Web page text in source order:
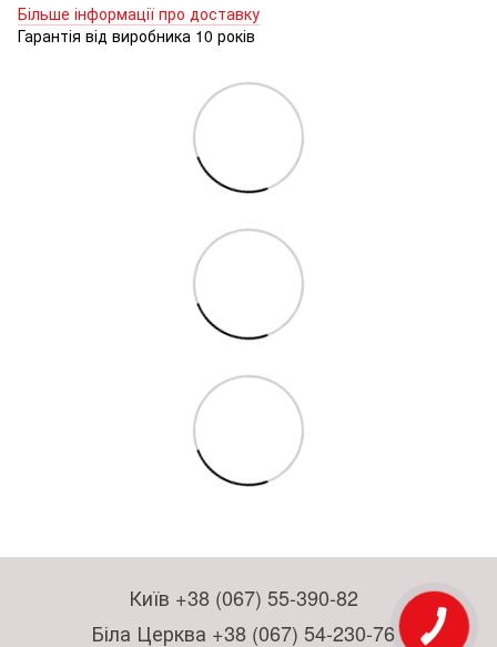
Більше інформації про доставку
Гарантія від виробника 10 років
Київ +38 (067) 55-390-82
Біла Церква +38 (067) 54-230-76